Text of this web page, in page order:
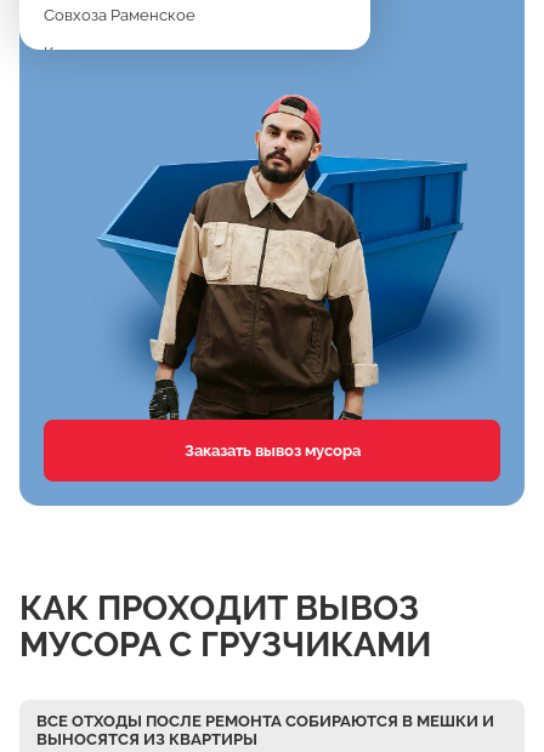
Совхоза Раменское
Константиново
Клишева
Агрохимстанции РАОС
Сафоново
Первомайка
Осеченки
Поповка
Михайловская Слобода
Заказать вывоз мусора
КАК ПРОХОДИТ ВЫВОЗ
МУСОРА С ГРУЗЧИКАМИ
ВСЕ ОТХОДЫ ПОСЛЕ РЕМОНТА СОБИРАЮТСЯ В МЕШКИ И
ВЫНОСЯТСЯ ИЗ КВАРТИРЫ